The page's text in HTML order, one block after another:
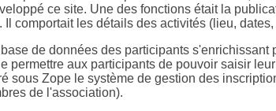
ce site. Une des fonctions était la
comportait les détails des activités (lieu,
de données des participants
permettre aux participants de pouvoir saisir
sous Zope le système de gestion des
de l'association).